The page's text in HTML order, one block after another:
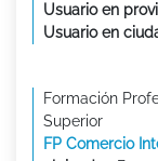
Usuario en
Usuario en
Formación
Superior
FP Comercio